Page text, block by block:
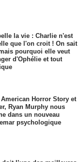
la vie : Charlie n'est
que l'on croit ! On sait
pourquoi elle veut
d'Ophélie et tout
Horror Story et
Ryan Murphy nous
dans un nouveau
psychologique